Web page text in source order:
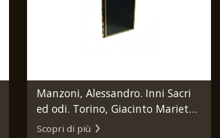
Manzoni, Alessandro. Inni Sacri
ed odi. Torino, Giacinto Marietti,
1824.
Scopri di più